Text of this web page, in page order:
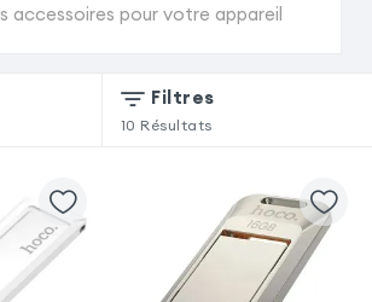
accessoires pour votre appareil
Filtres
10 Résultats